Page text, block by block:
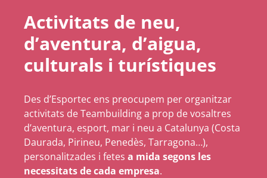
Activitats de neu,
d’aventura, d’aigua,
culturals i turístiques
Des d’Esportec ens preocupem per organitzar
activitats de Teambuilding a prop de vosaltres
d’aventura, esport, mar i neu a Catalunya (Costa
Daurada, Pirineu, Penedès, Tarragona…),
personalitzades i fetes a mida segons les
necessitats de cada empresa.